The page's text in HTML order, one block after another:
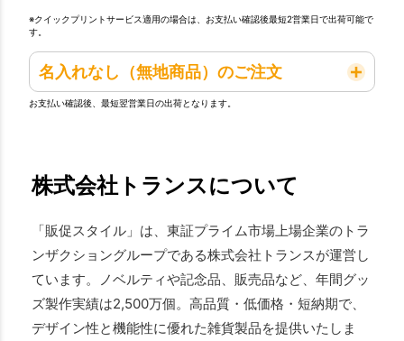
※クイックプリントサービス適用の場合は、お支払い確認後最短2営業日で出荷可能で
す。
名入れなし（無地商品）のご注文
お支払い確認後、最短翌営業日の出荷となります。
株式会社トランスについて
「販促スタイル」は、東証プライム市場上場企業のトラ
ンザクショングループである株式会社トランスが運営し
ています。ノベルティや記念品、販売品など、年間グッ
ズ製作実績は2,500万個。高品質・低価格・短納期で、
デザイン性と機能性に優れた雑貨製品を提供いたしま